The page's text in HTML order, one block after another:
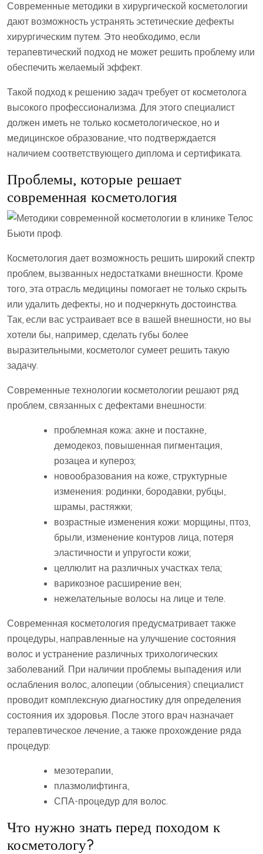
Современные методики в хирургической косметологии
дают возможность устранять эстетические дефекты
хирургическим путем. Это необходимо, если
терапевтический подход не может решить проблему или
обеспечить желаемый эффект.
Такой подход к решению задач требует от косметолога
высокого профессионализма. Для этого специалист
должен иметь не только косметологическое, но и
медицинское образование, что подтверждается
наличием соответствующего диплома и сертификата.
Проблемы, которые решает
современная косметология
Косметология дает возможность решить широкий спектр
проблем, вызванных недостатками внешности. Кроме
того, эта отрасль медицины помогает не только скрыть
или удалить дефекты, но и подчеркнуть достоинства.
Так, если вас устраивает все в вашей внешности, но вы
хотели бы, например, сделать губы более
выразительными, косметолог сумеет решить такую
задачу.
Современные технологии косметологии решают ряд
проблем, связанных с дефектами внешности:
проблемная кожа: акне и постакне,
демодекоз, повышенная пигментация,
розацеа и купероз;
новообразования на коже, структурные
изменения: родинки, бородавки, рубцы,
шрамы, растяжки;
возрастные изменения кожи: морщины, птоз,
брыли, изменение контуров лица, потеря
эластичности и упругости кожи;
целлюлит на различных участках тела;
варикозное расширение вен;
нежелательные волосы на лице и теле.
Современная косметология предусматривает также
процедуры, направленные на улучшение состояния
волос и устранение различных трихологических
заболеваний. При наличии проблемы выпадения или
ослабления волос, алопеции (облысения) специалист
проводит комплексную диагностику для определения
состояния их здоровья. После этого врач назначает
терапевтическое лечение, а также прохождение ряда
процедур:
мезотерапии,
плазмолифтинга,
СПА-процедур для волос.
Что нужно знать перед походом к
косметологу?